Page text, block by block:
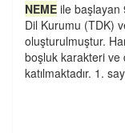
NEME ile başlayan
Dil Kurumu (TDK)
oluşturulmuştur.
boşluk karakteri
katılmaktadır. 1.